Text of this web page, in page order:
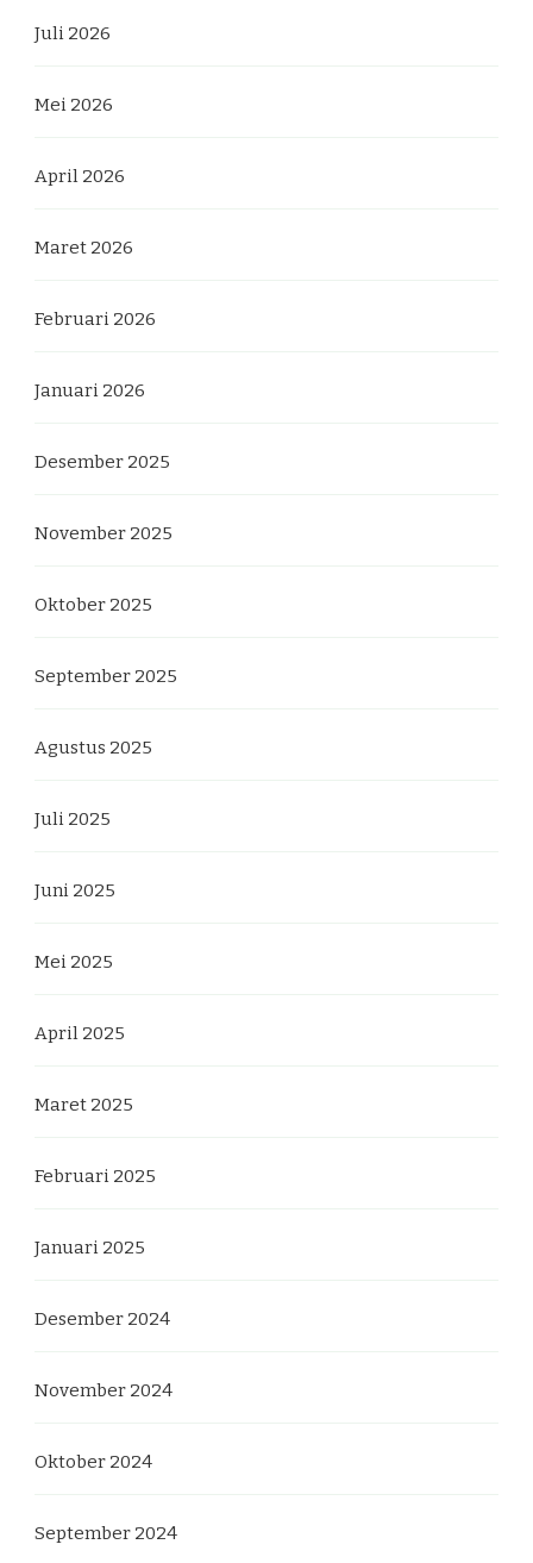
Juli 2026
Mei 2026
April 2026
Maret 2026
Februari 2026
Januari 2026
Desember 2025
November 2025
Oktober 2025
September 2025
Agustus 2025
Juli 2025
Juni 2025
Mei 2025
April 2025
Maret 2025
Februari 2025
Januari 2025
Desember 2024
November 2024
Oktober 2024
September 2024